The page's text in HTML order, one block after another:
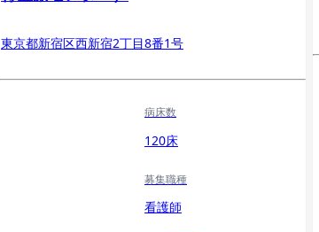
東京都新宿区西新宿2丁目8番1号
病床数
120床
募集職種
看護師